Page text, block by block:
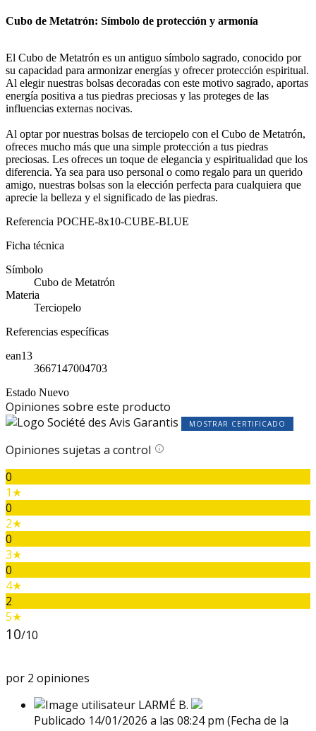
Cubo de Metatrón: Símbolo de protección y armonía
El Cubo de Metatrón es un antiguo símbolo sagrado, conocido por
su capacidad para armonizar energías y ofrecer protección espiritual.
Al elegir nuestras bolsas decoradas con este motivo sagrado, aportas
energía positiva a tus piedras preciosas y las proteges de las
influencias externas nocivas.
Al optar por nuestras bolsas de terciopelo con el Cubo de Metatrón,
ofreces mucho más que una simple protección a tus piedras
preciosas. Les ofreces un toque de elegancia y espiritualidad que los
diferencia. Ya sea para uso personal o como regalo para un querido
amigo, nuestras bolsas son la elección perfecta para cualquiera que
aprecie la belleza y el significado de las piedras.
Referencia POCHE-8x10-CUBE-BLUE
Ficha técnica
Símbolo
Cubo de Metatrón
Materia
Terciopelo
Referencias específicas
ean13
3667147004703
Estado Nuevo
Opiniones sobre este producto
MOSTRAR CERTIFICADO
Opiniones sujetas a control
0
1★
0
2★
0
3★
0
4★
2
5★
10/10
por 2 opiniones
LARMÉ B.
Publicado 14/01/2026 a las 08:24 pm (Fecha de la